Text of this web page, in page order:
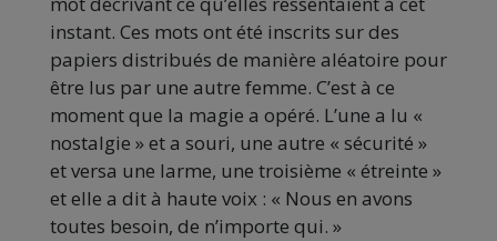
instant. Ces mots ont été inscrits sur des
papiers distribués de manière aléatoire pour
être lus par une autre femme. C’est à ce
moment que la magie a opéré. L’une a lu «
nostalgie » et a souri, une autre « sécurité »
et versa une larme, une troisième « étreinte »
et elle a dit à haute voix : « Nous en avons
toutes besoin, de n’importe qui. »